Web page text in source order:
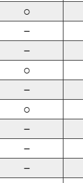
○
－
－
○
－
○
－
－
－